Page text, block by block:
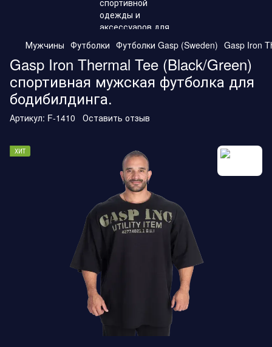
Мужчины Футболки Футболки Gasp (Sweden) Gasp Iron
Gasp Iron Thermal Tee (Black/Green)
спортивная мужская футболка для
бодибилдинга.
Артикул: F-1410 Оставить отзыв
ХИТ